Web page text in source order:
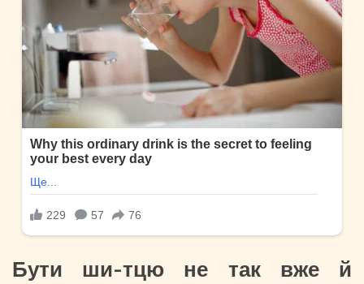
Бути ши-тцю не так вже й